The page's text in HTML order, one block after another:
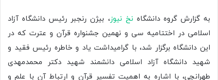
به گزارش گروه دانشگاه نخ نیوز، بیژن رنجبر رئیس دانشگاه آزاد
اسلامی در اختتامیه سی و نهمین جشنواره قرآن و عترت که در
این دانشگاه برگزار شد، با گرامیداشت یاد و خاطره رئیس فقید و
شهید دانشگاه آزاد اسلامی دانشمند شهید دکتر محمدمهدی
طهرانچی، با اشاره به اهمیت تفسیر قرآن و ارتباط آن با علم و